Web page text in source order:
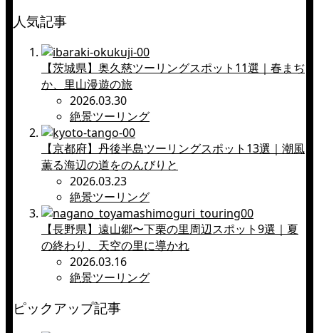
人気記事
【茨城県】奥久慈ツーリングスポット11選｜春まぢ
か、里山漫遊の旅
2026.03.30
絶景ツーリング
【京都府】丹後半島ツーリングスポット13選｜潮風
薫る海辺の道をのんびりと
2026.03.23
絶景ツーリング
【長野県】遠山郷〜下栗の里周辺スポット9選｜夏
の終わり、天空の里に導かれ
2026.03.16
絶景ツーリング
ピックアップ記事